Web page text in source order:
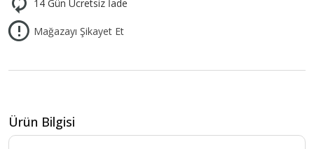
14 Gün Ücretsiz İade
Mağazayı Şikayet Et
Ürün Bilgisi